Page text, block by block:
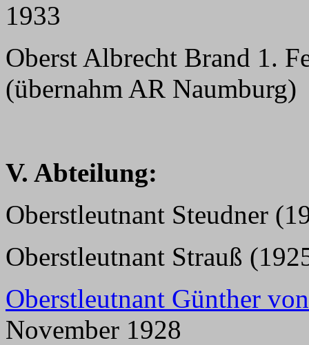
1933
Oberst Albrecht Brand 1.
(übernahm AR Naumburg)
V. Abteilung:
Oberstleutnant Steudner
Oberstleutnant Strauß
Oberstleutnant Günther
November 1928